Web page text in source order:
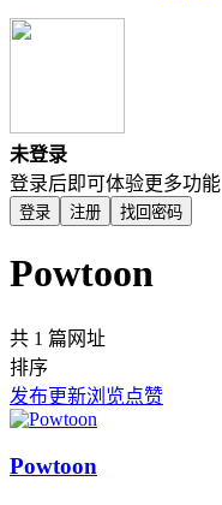
未登录
登录后即可体验更多功能
登录 注册 找回密码
Powtoon
共 1 篇网址
排序
发布更新浏览点赞
Powtoon